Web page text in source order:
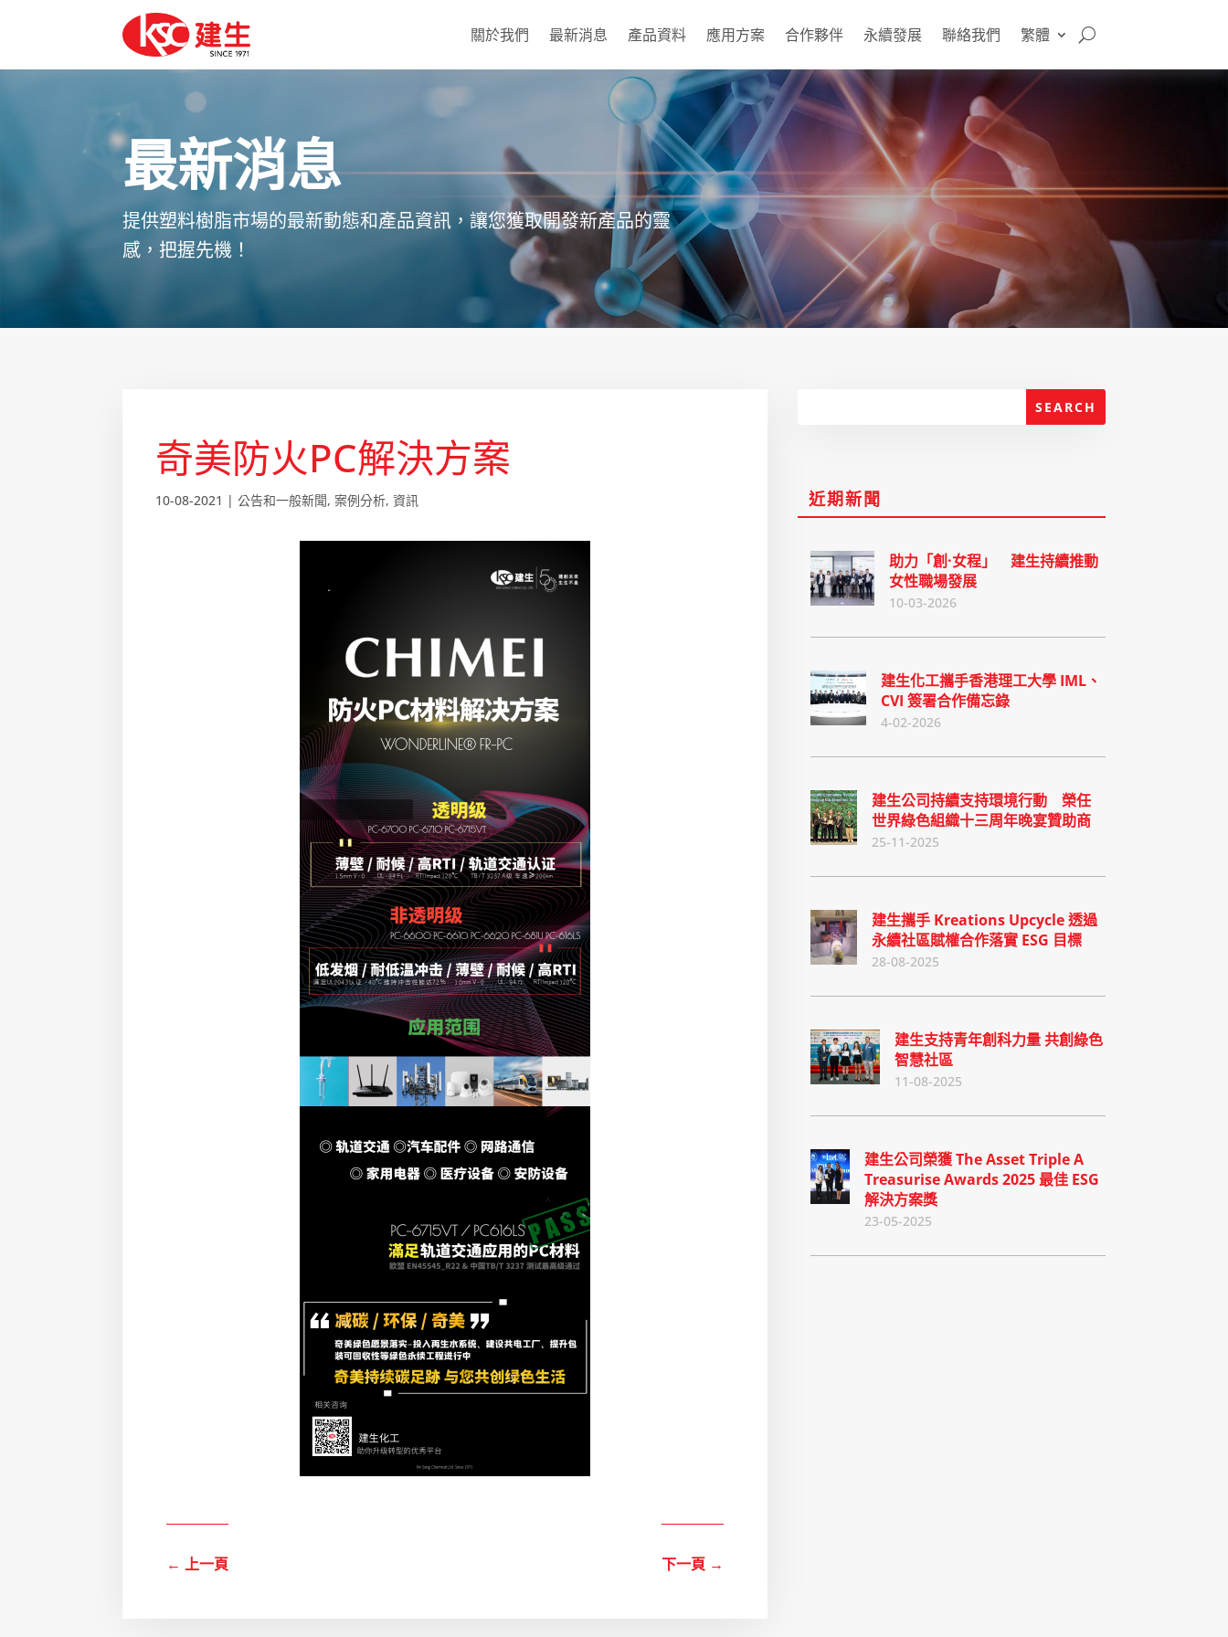
關於我們 最新消息 產品資料 應用方案 合作夥伴 永續發展 聯絡我們 繁體
最新消息
提供塑料樹脂市場的最新動態和產品資訊，讓您獲取開發新產品的靈
感，把握先機！
奇美防火PC解決方案
10-08-2021 | 公告和一般新聞, 案例分析, 資訊
←上一頁 下一頁 →
近期新聞
助力「創·女程」 建生持續推動
女性職場發展
10-03-2026
建生化工攜手香港理工大學 IML、
CVI 簽署合作備忘錄
4-02-2026
建生公司持續支持環境行動 榮任
世界綠色組織十三周年晚宴贊助商
25-11-2025
建生攜手 Kreations Upcycle 透過
永續社區賦權合作落實 ESG 目標
28-08-2025
建生支持青年創科力量 共創綠色
智慧社區
11-08-2025
建生公司榮獲 The Asset Triple A
Treasurise Awards 2025 最佳 ESG
解決方案獎
23-05-2025